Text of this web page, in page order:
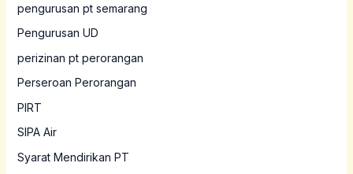
pengurusan pt semarang
Pengurusan UD
perizinan pt perorangan
Perseroan Perorangan
PIRT
SIPA Air
Syarat Mendirikan PT